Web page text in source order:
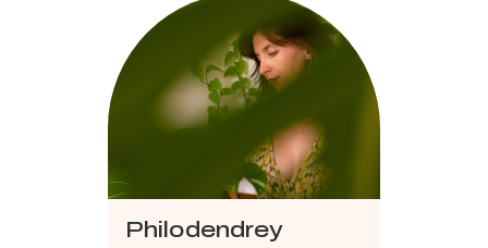
Philodendrey